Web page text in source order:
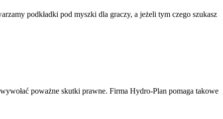
podkładki pod myszki dla graczy, a jeżeli tym czego szukasz
poważne skutki prawne. Firma Hydro-Plan pomaga takowe